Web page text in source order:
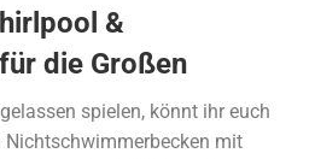
&
die Großen
spielen, könnt ihr euch
Nichtschwimmerbecken mit